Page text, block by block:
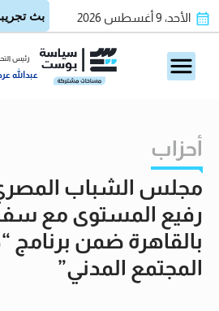
الأحد، 9 أغسطس 2026
رئيس
عبدالله
أحزاب
مجلس الشباب المصري
رفيع المستوى مع
بالقاهرة ضمن برنامج
المجتمع المدني”